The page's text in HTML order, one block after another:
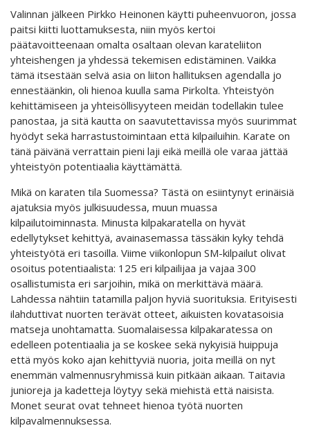
Valinnan jälkeen Pirkko Heinonen käytti puheenvuoron, jossa
paitsi kiitti luottamuksesta, niin myös kertoi
päätavoitteenaan omalta osaltaan olevan karateliiton
yhteishengen ja yhdessä tekemisen edistäminen. Vaikka
tämä itsestään selvä asia on liiton hallituksen agendalla jo
ennestäänkin, oli hienoa kuulla sama Pirkolta. Yhteistyön
kehittämiseen ja yhteisöllisyyteen meidän todellakin tulee
panostaa, ja sitä kautta on saavutettavissa myös suurimmat
hyödyt sekä harrastustoimintaan että kilpailuihin. Karate on
tänä päivänä verrattain pieni laji eikä meillä ole varaa jättää
yhteistyön potentiaalia käyttämättä.
Mikä on karaten tila Suomessa? Tästä on esiintynyt erinäisiä
ajatuksia myös julkisuudessa, muun muassa
kilpailutoiminnasta. Minusta kilpakaratella on hyvät
edellytykset kehittyä, avainasemassa tässäkin kyky tehdä
yhteistyötä eri tasoilla. Viime viikonlopun SM-kilpailut olivat
osoitus potentiaalista: 125 eri kilpailijaa ja vajaa 300
osallistumista eri sarjoihin, mikä on merkittävä määrä.
Lahdessa nähtiin tatamilla paljon hyviä suorituksia. Erityisesti
ilahduttivat nuorten terävät otteet, aikuisten kovatasoisia
matseja unohtamatta. Suomalaisessa kilpakaratessa on
edelleen potentiaalia ja se koskee sekä nykyisiä huippuja
että myös koko ajan kehittyviä nuoria, joita meillä on nyt
enemmän valmennusryhmissä kuin pitkään aikaan. Taitavia
junioreja ja kadetteja löytyy sekä miehistä että naisista.
Monet seurat ovat tehneet hienoa työtä nuorten
kilpavalmennuksessa.